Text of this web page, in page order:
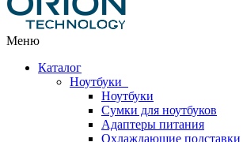
Меню
Каталог
Ноутбуки
Ноутбуки
Сумки для ноутбуков
Адаптеры питания
Охлаждающие подставки